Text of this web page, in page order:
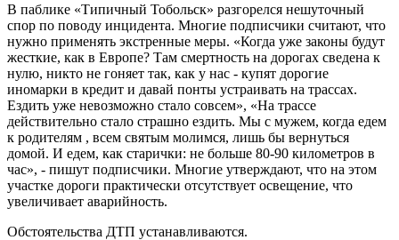
В паблике «Типичный Тобольск» разгорелся нешуточный
спор по поводу инцидента. Многие подписчики считают, что
нужно применять экстренные меры. «Когда уже законы будут
жесткие, как в Европе? Там смертность на дорогах сведена к
нулю, никто не гоняет так, как у нас - купят дорогие
иномарки в кредит и давай понты устраивать на трассах.
Ездить уже невозможно стало совсем», «На трассе
действительно стало страшно ездить. Мы с мужем, когда едем
к родителям , всем святым молимся, лишь бы вернуться
домой. И едем, как старички: не больше 80-90 километров в
час», - пишут подписчики. Многие утверждают, что на этом
участке дороги практически отсутствует освещение, что
увеличивает аварийность.
Обстоятельства ДТП устанавливаются.